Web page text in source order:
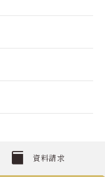
資料請求